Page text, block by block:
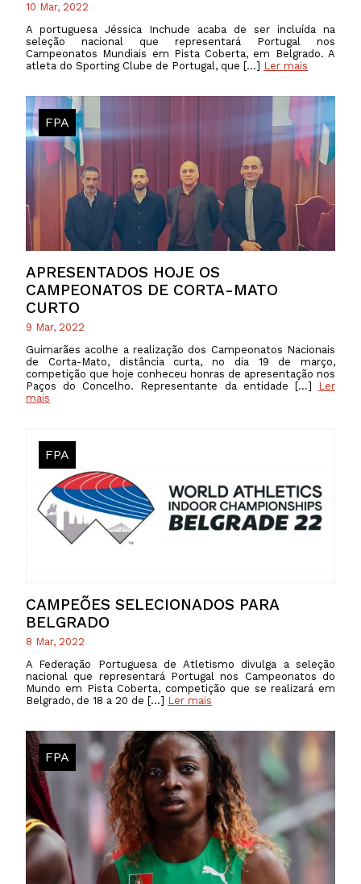
10 Mar, 2022
A portuguesa Jéssica Inchude acaba de ser incluída na
seleção nacional que representará Portugal nos
Campeonatos Mundiais em Pista Coberta, em Belgrado. A
atleta do Sporting Clube de Portugal, que […] Ler mais
APRESENTADOS HOJE OS
CAMPEONATOS DE CORTA-MATO
CURTO
FPA
9 Mar, 2022
Guimarães acolhe a realização dos Campeonatos Nacionais
de Corta-Mato, distância curta, no dia 19 de março,
competição que hoje conheceu honras de apresentação nos
Paços do Concelho. Representante da entidade […] Ler
mais
CAMPEÕES SELECIONADOS PARA
BELGRADO
FPA
8 Mar, 2022
A Federação Portuguesa de Atletismo divulga a seleção
nacional que representará Portugal nos Campeonatos do
Mundo em Pista Coberta, competição que se realizará em
Belgrado, de 18 a 20 de […] Ler mais
FPA